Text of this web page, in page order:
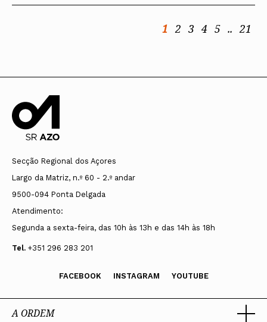
1 2 3 4 5 .. 21
Secção Regional dos Açores
Largo da Matriz, n.º 60 - 2.º andar
9500-094 Ponta Delgada
Atendimento:
Segunda a sexta-feira, das 10h às 13h e das 14h às 18h
Tel. +351 296 283 201
FACEBOOK INSTAGRAM YOUTUBE
A ORDEM